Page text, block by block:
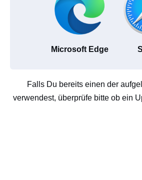
Microsoft Edge
Falls Du bereits einen der
verwendest, überprüfe bitte ob ein